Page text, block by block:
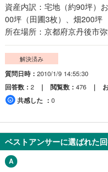
資産内訳：宅地（約90坪）
00坪（田圃3枚）、畑200坪
所在場所：京都府京丹後市
解決済み
質問日時
2010/1/9 14:55:30
回答数
2 閲覧数 476
共感した
0
ベストアンサーに選ばれた